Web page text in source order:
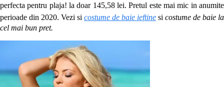
perfecta pentru plaja! la doar 145,58 lei. Pretul este mai mic in anumite
perioade din 2020. Vezi si costume de baie ieftine si costume de baie la
cel mai bun pret.